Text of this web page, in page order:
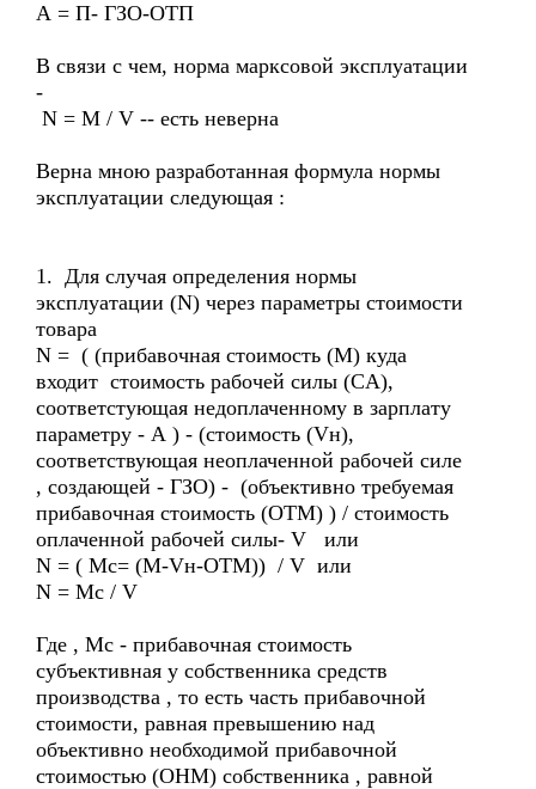
А = П- ГЗО-ОТП
В связи с чем, норма марксовой эксплуатации
-
N = M / V -- есть неверна
Верна мною разработанная формула нормы
эксплуатации следующая :
1. Для случая определения нормы
эксплуатации (N) через параметры стоимости
товара
N = ( (прибавочная стоимость (M) куда
входит стоимость рабочей силы (СA),
соответстующая недоплаченному в зарплату
параметру - А ) - (стоимость (Vн),
соответствующая неоплаченной рабочей силе
, создающей - ГЗО) - (объективно требуемая
прибавочная стоимость (ОТМ) ) / стоимость
оплаченной рабочей силы- V или
N = ( Mс= (M-Vн-ОТМ)) / V или
N = Mс / V
Где , Мс - прибавочная стоимость
субъективная у собственника средств
производства , то есть часть прибавочной
стоимости, равная превышению над
объективно необходимой прибавочной
стоимостью (ОНМ) собственника , равной